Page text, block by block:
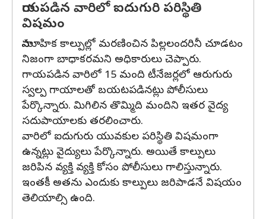
గాయపడిన వారిలో ఐదుగురి పరిస్థితి
విషమం
సామూహిక కాల్పుల్లో మరణించిన పిల్లలందరినీ చూడటం
నిజంగా బాధాకరమని అధికారులు చెప్పారు.
గాయపడిన వారిలో 15 మంది టీనేజర్లలో ఆరుగురు
స్వల్ప గాయాలతో బయటపడినట్లు పోలీసులు
పేర్కొన్నారు. మిగిలిన తొమ్మిది మందిని ఇతర వైద్య
సదుపాయాలకు తరలించారు.
వారిలో ఐదుగురు యువకుల పరిస్థితి విషమంగా
ఉన్నట్లు వైద్యులు పేర్కొన్నారు. అయితే కాల్పులు
జరిపిన వ్యక్తి వ్యక్తి కోసం పోలీసులు గాలిస్తున్నారు.
ఇంతకీ అతను ఎందుకు కాల్పులు జరిపాడనే విషయం
తెలియాల్సి ఉంది.